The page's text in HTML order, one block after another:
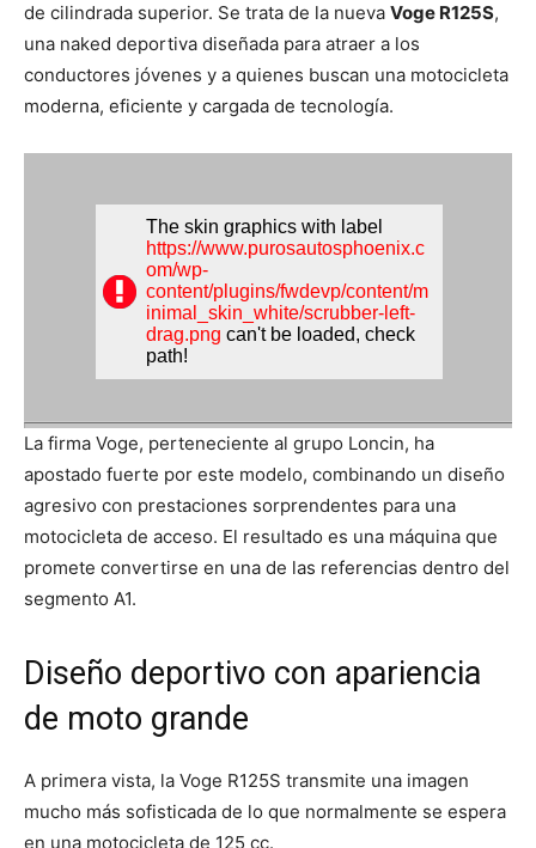
de cilindrada superior. Se trata de la nueva Voge R125S,
una naked deportiva diseñada para atraer a los
conductores jóvenes y a quienes buscan una motocicleta
moderna, eficiente y cargada de tecnología.
La firma Voge, perteneciente al grupo Loncin, ha
apostado fuerte por este modelo, combinando un diseño
agresivo con prestaciones sorprendentes para una
motocicleta de acceso. El resultado es una máquina que
promete convertirse en una de las referencias dentro del
segmento A1.
Diseño deportivo con apariencia
de moto grande
A primera vista, la Voge R125S transmite una imagen
mucho más sofisticada de lo que normalmente se espera
en una motocicleta de 125 cc.